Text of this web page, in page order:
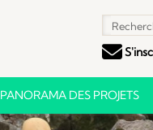
PANORAMA DES PROJETS